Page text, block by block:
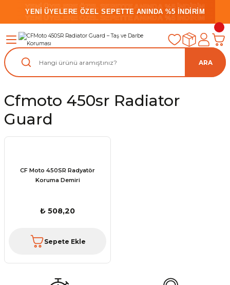
YENİ ÜYELERE ÖZEL SEPETTE ANINDA %5 İNDİRİM
YENİ ÜYELERE ÖZEL SEPETTE ANINDA %5 İNDİRİM
YENİ ÜYELERE ÖZEL SEPETTE ANINDA %5 İNDİRİM
ARA
Cfmoto 450sr Radiator
Guard
CF Moto 450SR Radyatör
Koruma Demiri
₺ 508,20
Sepete Ekle